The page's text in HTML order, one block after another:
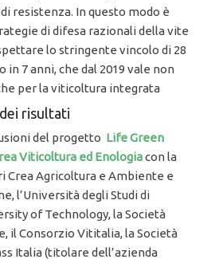
resistenza. In questo modo è
di difesa razionali della vite
lo stringente vincolo di 28
in 7 anni, che dal 2019 vale non
per la viticoltura integrata
risultati
del progetto Life Green
Viticoltura ed Enologiacon la
Crea Agricoltura e Ambiente e
l’Università degli Studi di
of Technology, la Società
il Consorzio Vititalia, la Società
Italia (titolare dell’azienda